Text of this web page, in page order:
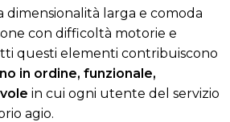
dimensionalità larga e comoda
con difficoltà motorie e
questi elementi contribuiscono
in ordine, funzionale,
in cui ogni utente del servizio
agio.